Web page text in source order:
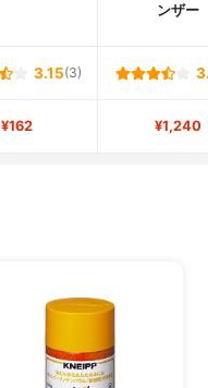
ンザー
3.15(3)
¥162 ¥1,240